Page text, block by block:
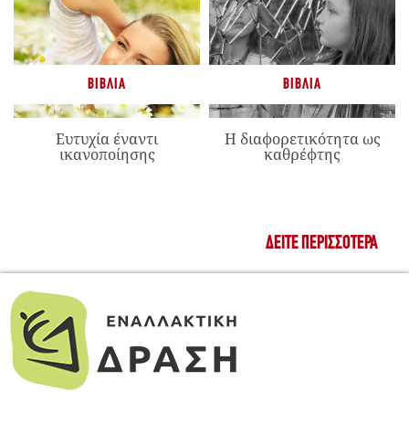
ΒΙΒΛΊΑ
Ευτυχία έναντι
ικανοποίησης
ΒΙΒΛΊΑ
Η διαφορετικότητα ως
καθρέφτης
ΔΕΊΤΕ ΠΕΡΙΣΣΌΤΕΡΑ